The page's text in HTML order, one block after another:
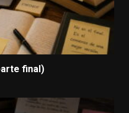
final)